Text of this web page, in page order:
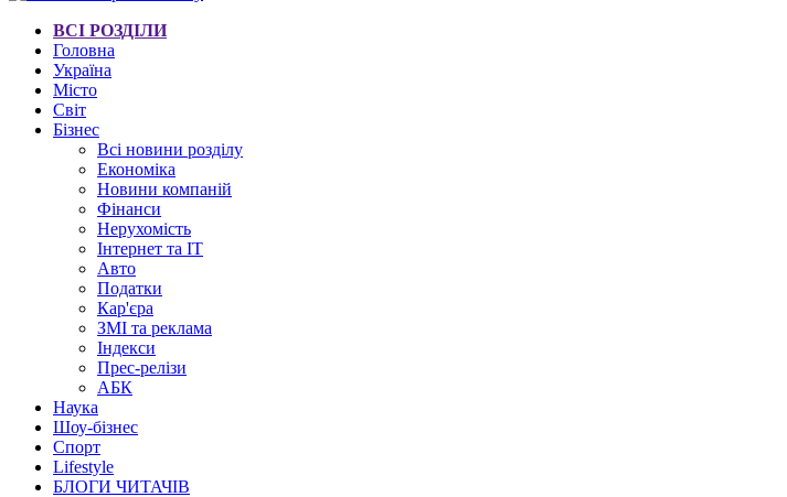
ВСІ РОЗДІЛИ
Головна
Україна
Місто
Світ
Бізнес
Всі новини розділу
Економіка
Новини компаній
Фінанси
Нерухомість
Інтернет та IT
Авто
Податки
Кар'єра
ЗМІ та реклама
Індекси
Прес-релізи
АБК
Наука
Шоу-бізнес
Спорт
Lifestyle
БЛОГИ ЧИТАЧІВ